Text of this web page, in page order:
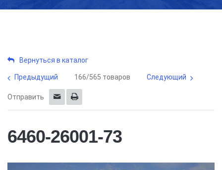
Вернуться в каталог
Предыдущий 166/565 товаров Следующий
Отправить
6460-26001-73